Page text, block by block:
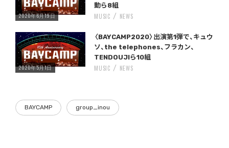
動ら8組
2020年6月19日
MUSIC NEWS
Warning : Undefined variable $post_id in
/home/storywriter/storywriter.tokyo/public_html/wp-content/themes/StoryWriter/single.phpon line242
〈BAYCAMP2020〉出演第1弾で、キュウ
ソ、the telephones、フラカン、
TENDOUJIら10組
2020年5月1日
MUSIC NEWS
BAYCAMP group_inou